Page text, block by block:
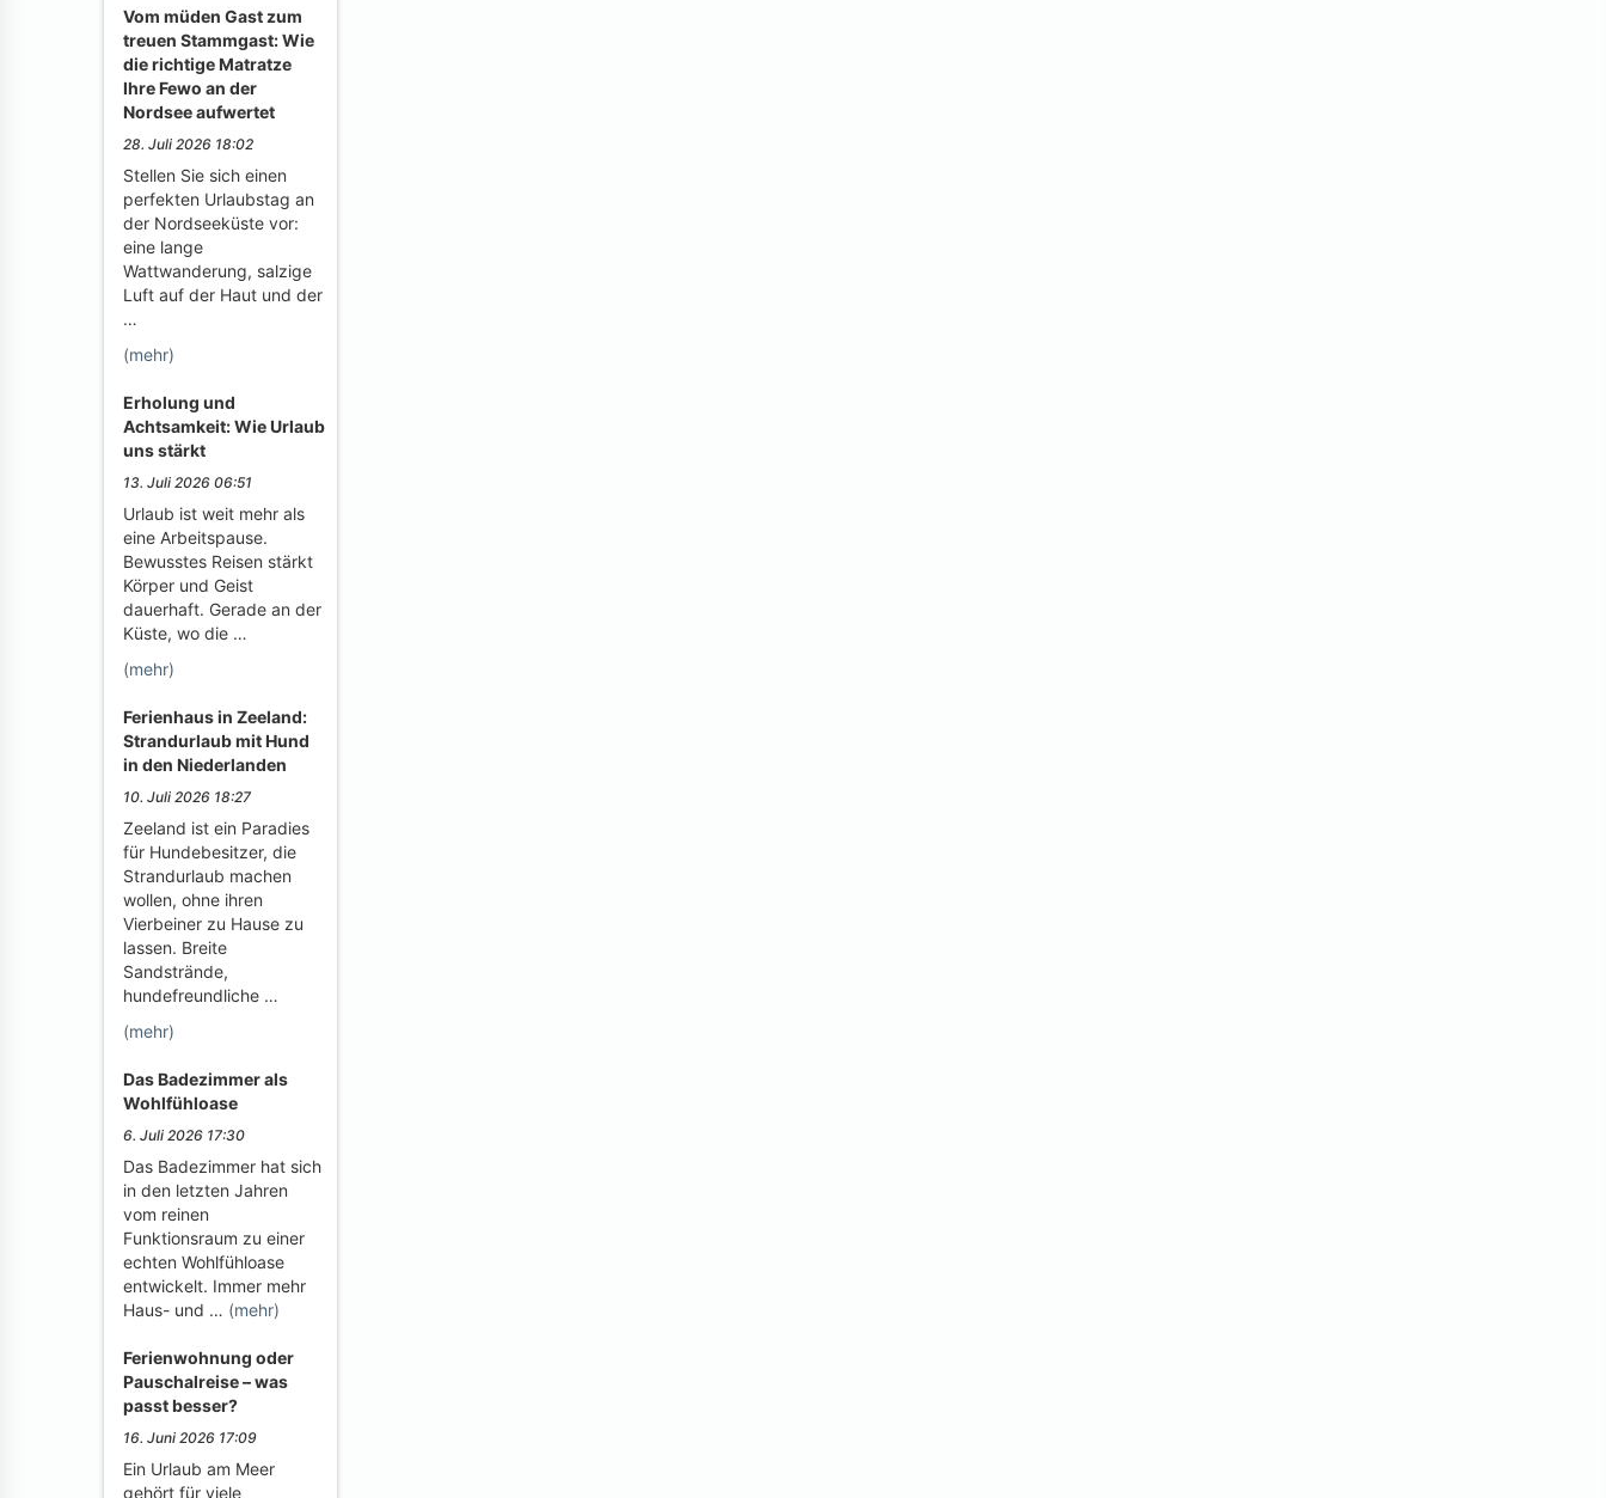
Vom müden Gast zum
treuen Stammgast: Wie
die richtige Matratze
Ihre Fewo an der
Nordsee aufwertet
28. Juli 2026 18:02
Stellen Sie sich einen
perfekten Urlaubstag an
der Nordseeküste vor:
eine lange
Wattwanderung, salzige
Luft auf der Haut und der
…
(mehr)
Erholung und
Achtsamkeit: Wie Urlaub
uns stärkt
13. Juli 2026 06:51
Urlaub ist weit mehr als
eine Arbeitspause.
Bewusstes Reisen stärkt
Körper und Geist
dauerhaft. Gerade an der
Küste, wo die …
(mehr)
Ferienhaus in Zeeland:
Strandurlaub mit Hund
in den Niederlanden
10. Juli 2026 18:27
Zeeland ist ein Paradies
für Hundebesitzer, die
Strandurlaub machen
wollen, ohne ihren
Vierbeiner zu Hause zu
lassen. Breite
Sandstrände,
hundefreundliche …
(mehr)
Das Badezimmer als
Wohlfühloase
6. Juli 2026 17:30
Das Badezimmer hat sich
in den letzten Jahren
vom reinen
Funktionsraum zu einer
echten Wohlfühloase
entwickelt. Immer mehr
Haus- und … (mehr)
Ferienwohnung oder
Pauschalreise – was
passt besser?
16. Juni 2026 17:09
Ein Urlaub am Meer
gehört für viele